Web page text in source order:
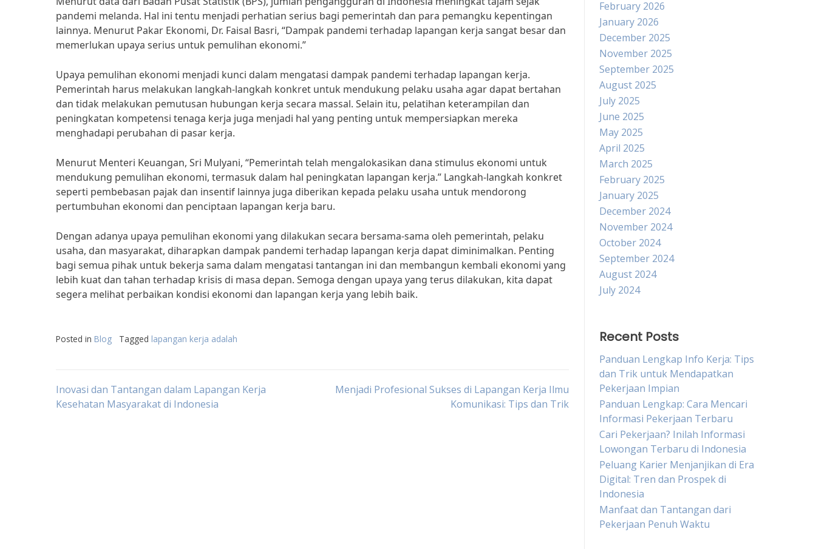
pandemi melanda. Hal ini tentu menjadi perhatian serius bagi pemerintah dan para pemangku kepentingan
lainnya. Menurut Pakar Ekonomi, Dr. Faisal Basri, “Dampak pandemi terhadap lapangan kerja sangat besar dan
memerlukan upaya serius untuk pemulihan ekonomi.”
Upaya pemulihan ekonomi menjadi kunci dalam mengatasi dampak pandemi terhadap lapangan kerja.
Pemerintah harus melakukan langkah-langkah konkret untuk mendukung pelaku usaha agar dapat bertahan
dan tidak melakukan pemutusan hubungan kerja secara massal. Selain itu, pelatihan keterampilan dan
peningkatan kompetensi tenaga kerja juga menjadi hal yang penting untuk mempersiapkan mereka
menghadapi perubahan di pasar kerja.
Menurut Menteri Keuangan, Sri Mulyani, “Pemerintah telah mengalokasikan dana stimulus ekonomi untuk
mendukung pemulihan ekonomi, termasuk dalam hal peningkatan lapangan kerja.” Langkah-langkah konkret
seperti pembebasan pajak dan insentif lainnya juga diberikan kepada pelaku usaha untuk mendorong
pertumbuhan ekonomi dan penciptaan lapangan kerja baru.
Dengan adanya upaya pemulihan ekonomi yang dilakukan secara bersama-sama oleh pemerintah, pelaku
usaha, dan masyarakat, diharapkan dampak pandemi terhadap lapangan kerja dapat diminimalkan. Penting
bagi semua pihak untuk bekerja sama dalam mengatasi tantangan ini dan membangun kembali ekonomi yang
lebih kuat dan tahan terhadap krisis di masa depan. Semoga dengan upaya yang terus dilakukan, kita dapat
segera melihat perbaikan kondisi ekonomi dan lapangan kerja yang lebih baik.
Posted in Blog Tagged lapangan kerja adalah
Post
Inovasi dan Tantangan dalam Lapangan Kerja
Kesehatan Masyarakat di Indonesia
Menjadi Profesional Sukses di Lapangan Kerja Ilmu
Komunikasi: Tips dan Trik
February 2026
January 2026
December 2025
November 2025
September 2025
August 2025
July 2025
June 2025
May 2025
April 2025
March 2025
February 2025
January 2025
December 2024
November 2024
October 2024
September 2024
August 2024
July 2024
Recent Posts
Panduan Lengkap Info Kerja: Tips
dan Trik untuk Mendapatkan
Pekerjaan Impian
Panduan Lengkap: Cara Mencari
Informasi Pekerjaan Terbaru
Cari Pekerjaan? Inilah Informasi
Lowongan Terbaru di Indonesia
Peluang Karier Menjanjikan di Era
Digital: Tren dan Prospek di
Indonesia
Manfaat dan Tantangan dari
Pekerjaan Penuh Waktu